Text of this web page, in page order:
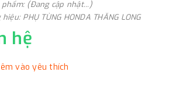
phẩm: (Đang cập nhật...)
PHỤ TÙNG HONDA THĂNG LONG
hệ